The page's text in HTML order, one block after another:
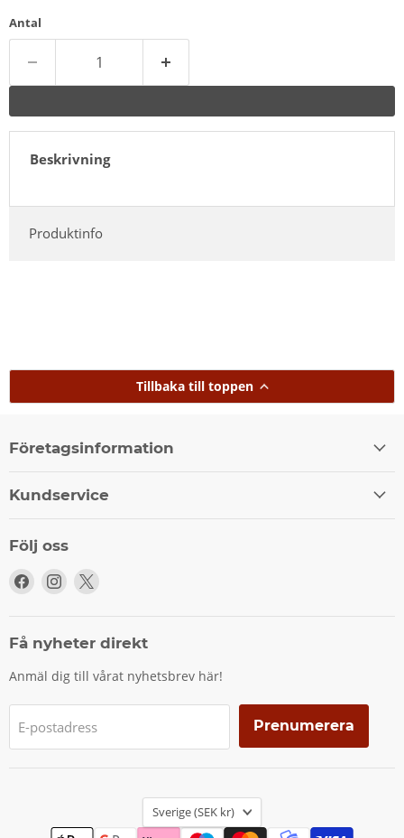
Antal
Beskrivning
Produktinfo
Tillbaka till toppen
Företagsinformation
Kundservice
Följ oss
Följ
Facebook
Följ
Instagram
X
Få nyheter direkt
Anmäl dig till vårat nyhetsbrev här!
E-postadress Prenumerera
Land
Sverige (SEK kr)